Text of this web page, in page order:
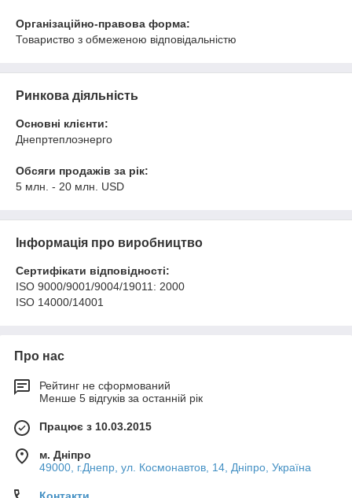
Організаційно-правова форма:
Товариство з обмеженою відповідальністю
Ринкова діяльність
Основні клієнти:
Днепртеплоэнерго
Обсяги продажів за рік:
5 млн. - 20 млн. USD
Інформація про виробництво
Сертифікати відповідності:
ISO 9000/9001/9004/19011: 2000
ISO 14000/14001
Про нас
Рейтинг не сформований
Менше 5 відгуків за останній рік
Працює з 10.03.2015
м. Дніпро
49000, г.Днепр, ул. Космонавтов, 14, Дніпро, Україна